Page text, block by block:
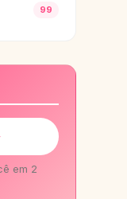
99
em 2